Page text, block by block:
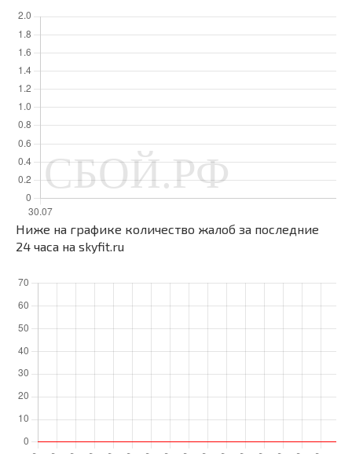
Ниже на графике количество жалоб за последние
24 часа на skyfit.ru